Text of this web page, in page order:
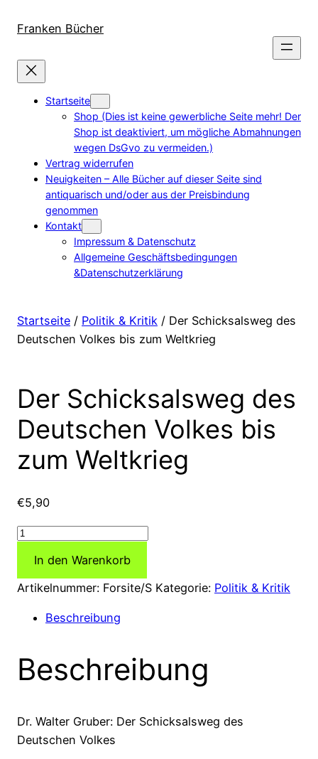
zum
wechseln
Franken Bücher
Startseite
Shop (Dies ist keine gewerbliche Seite mehr! Der
Shop ist deaktiviert, um mögliche Abmahnungen
wegen DsGvo zu vermeiden.)
Vertrag widerrufen
Neuigkeiten – Alle Bücher auf dieser Seite sind
antiquarisch und/oder aus der Preisbindung
genommen
Kontakt
Impressum & Datenschutz
Allgemeine Geschäftsbedingungen
&Datenschutzerklärung
Startseite / Politik & Kritik / Der Schicksalsweg des
Deutschen Volkes bis zum Weltkrieg
Der Schicksalsweg des
Deutschen Volkes bis
zum Weltkrieg
€5,90
Der
des
Deutschen
Weltkrieg
Menge
In den Warenkorb
Artikelnummer: Forsite/S Kategorie: Politik & Kritik
Beschreibung
Beschreibung
Dr. Walter Gruber: Der Schicksalsweg des
Deutschen Volkes